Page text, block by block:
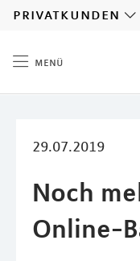
privatkunden
menü
29.07.2019
Noch
Online-